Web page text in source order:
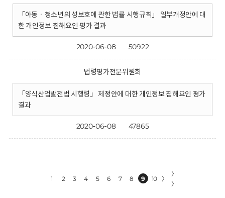
「아동ㆍ청소년의 성보호에 관한 법률 시행규칙」 일부개정안에 대
한 개인정보 침해요인 평가 결과
2020-06-08 50922
법령평가전문위원회
「양식산업발전법 시행령」 제정안에 대한 개인정보 침해요인 평가
결과
2020-06-08 47865
1 2 3 4 5 6 7 8 9 10 〉
〉
〉